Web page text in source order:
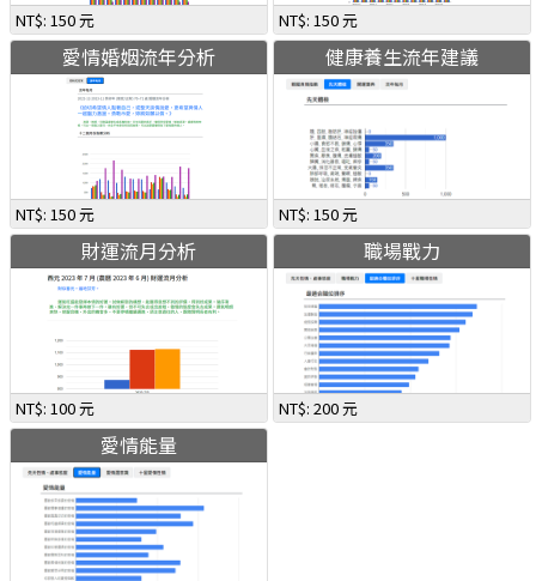
NT$: 150 元 NT$: 150 元
愛情婚姻流年分析
NT$: 150 元
健康養生流年建議
NT$: 150 元
財運流月分析
NT$: 100 元
職場戰力
NT$: 200 元
愛情能量